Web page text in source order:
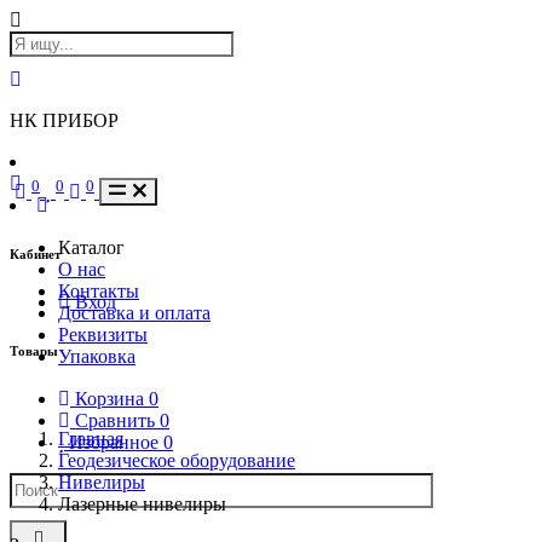
НК ПРИБОР
Кабинет
Вход
Товары
Корзина 0
Сравнить 0
Избранное 0
0 0 0
Каталог
О нас
Контакты
Доставка и оплата
Реквизиты
Упаковка
Главная
Геодезическое оборудование
Нивелиры
Лазерные нивелиры